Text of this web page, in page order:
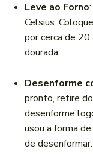
Leve ao Forno
Celsius.
por cerca de
dourada.
Desenforme
pronto, retire
desenforme
usou a forma
de desenformar.